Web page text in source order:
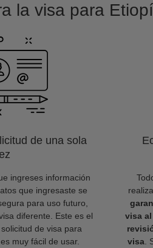
la visa para
de una sola
ingreses información
que ingresaste se
para uso futuro,
diferente. Este es el
de visa para
muy fácil de usar.
visa
visa